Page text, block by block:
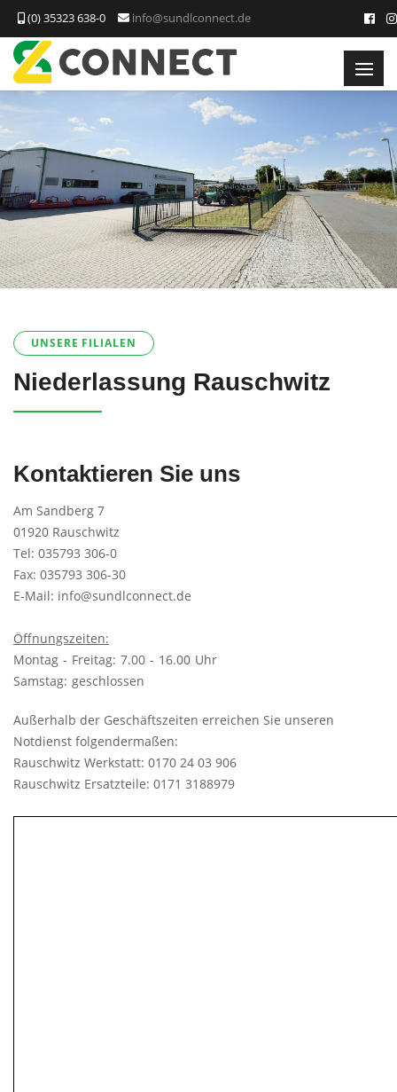
(0) 35323 638-0 info@sundlconnect.de
UNSERE FILIALEN
Niederlassung Rauschwitz
Kontaktieren Sie uns
Am Sandberg 7
01920 Rauschwitz
Tel: 035793 306-0
Fax: 035793 306-30
E-Mail: info@sundlconnect.de
Öffnungszeiten:
Montag - Freitag: 7.00 - 16.00 Uhr
Samstag: geschlossen
Außerhalb der Geschäftszeiten erreichen Sie unseren
Notdienst folgendermaßen:
Rauschwitz Werkstatt: 0170 24 03 906
Rauschwitz Ersatzteile: 0171 3188979